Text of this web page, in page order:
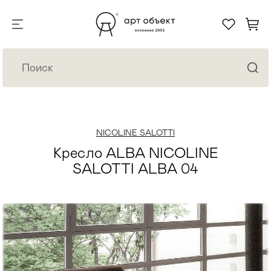
NICOLINE SALOTTI
Кресло ALBA NICOLINE
SALOTTI ALBA 04